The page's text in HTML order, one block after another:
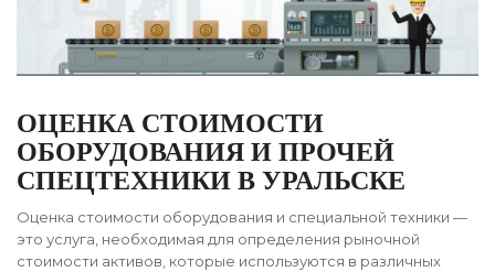
ОЦЕНКА СТОИМОСТИ
ОБОРУДОВАНИЯ И ПРОЧЕЙ
СПЕЦТЕХНИКИ В УРАЛЬСКЕ
Оценка стоимости оборудования и специальной техники —
это услуга, необходимая для определения рыночной
стоимости активов, которые используются в различных